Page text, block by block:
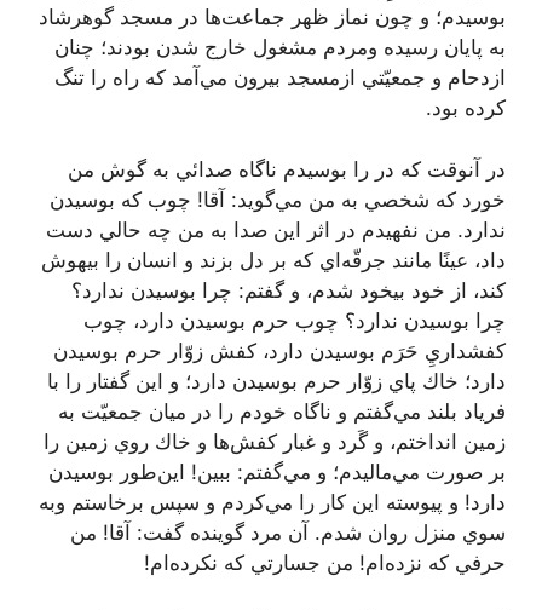
بوسيدم؛ و چون نماز ظهر جماعت‌ها در مسجد گوهرشاد
به پايان رسيده ومردم مشغول خارج شدن بودند؛ چنان
ازدحام و جمعيّتي ازمسجد بيرون مي‌آمد كه راه را تنگ
كرده بود.
در آنوقت كه در را بوسيدم ناگاه صدائي به گوش من
خورد كه شخصي به من مي‌گويد: آقا! چوب كه بوسيدن
ندارد. من نفهيدم در اثر اين صدا به من چه حالي دست
داد، عينًا مانند جرقّه‌اي كه بر دل بزند و انسان را بيهوش
كند، از خود بيخود شدم، و گفتم: چرا بوسيدن ندارد؟
چرا بوسيدن ندارد؟ چوب حرم بوسيدن دارد، چوب
كفشداريِ حَرَم بوسيدن دارد، كفش زوّار حرم بوسيدن
دارد؛ خاك پاي زوّار حرم بوسيدن دارد؛ و اين گفتار را با
فرياد بلند مي‌گفتم و ناگاه خودم را در ميان جمعيّت به
زمين انداختم، و گَرد و غبار كفش‌ها و خاك روي زمين را
بر صورت مي‌ماليدم؛ و مي‌گفتم: ببين! اين‌طور بوسيدن
دارد! و پيوسته اين كار را مي‌كردم و سپس برخاستم وبه‌
سوي منزل روان شدم. آن مرد گوينده گفت: آقا! من
حرفي كه نزده‌ام! من جسارتي كه نكرده‌ام!